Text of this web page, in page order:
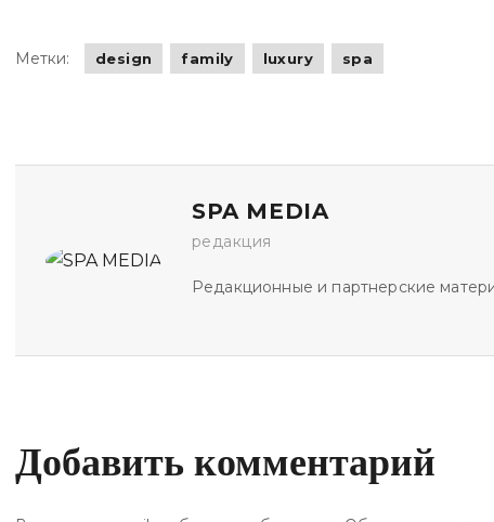
Метки: design family luxury spa
SPA MEDIA
редакция
Редакционные и партнерские
Добавить комментарий